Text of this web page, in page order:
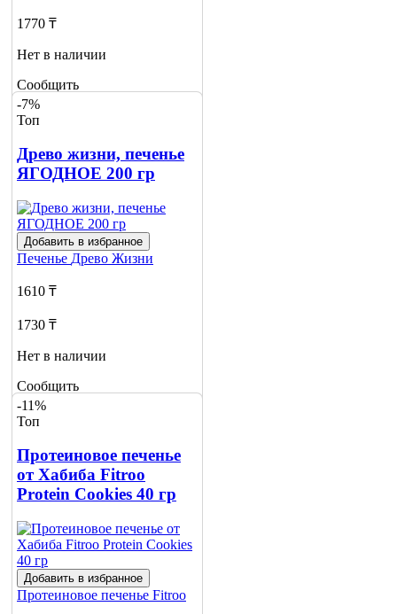
1770 ₸
Нет в наличии
Сообщить
о наличии
-7%
Топ
Древо жизни, печенье
ЯГОДНОЕ 200 гр
Добавить в избранное
Печенье Древо Жизни
1610 ₸
1730 ₸
Нет в наличии
Сообщить
о наличии
2
-11%
Топ
Протеиновое печенье
от Хабиба Fitroo
Protein Cookies 40 гр
Добавить в избранное
Протеиновое печенье Fitroo